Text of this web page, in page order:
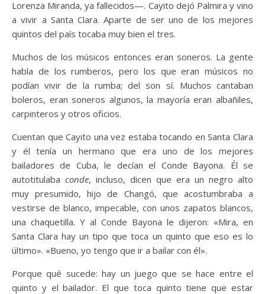
Lorenza Miranda, ya fallecidos—. Cayito dejó Palmira y vino
a vivir a Santa Clara. Aparte de ser uno de los mejores
quintos del país tocaba muy bien el tres.
Muchos de los músicos entonces eran soneros. La gente
habla de los rumberos, pero los que eran músicos no
podían vivir de la rumba; del son sí. Muchos cantaban
boleros, eran soneros algunos, la mayoría eran albañiles,
carpinteros y otros oficios.
Cuentan que Cayito una vez estaba tocando en Santa Clara
y él tenía un hermano que era uno de los mejores
bailadores de Cuba, le decían el Conde Bayona. Él se
autotitulaba conde, incluso, dicen que era un negro alto
muy presumido, hijo de Changó, que acostumbraba a
vestirse de blanco, impecable, con unos zapatos blancos,
una chaquetilla. Y al Conde Bayona le dijeron: «Mira, en
Santa Clara hay un tipo que toca un quinto que eso es lo
último». «Bueno, yo tengo que ir a bailar con él».
Porque qué sucede: hay un juego que se hace entre el
quinto y el bailador. El que toca quinto tiene que estar